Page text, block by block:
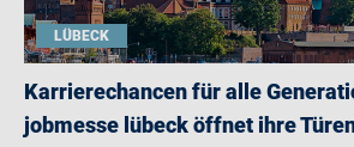
LÜBECK
Karrierechancen für alle
jobmesse lübeck öffnet ihre